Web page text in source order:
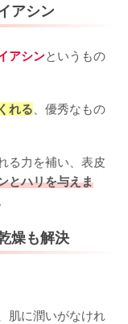
アシン
アシンというもの
れる 、優秀なもの
る力を補い、表皮
とハリを与えま
燥も解決
肌に潤いがなけれ